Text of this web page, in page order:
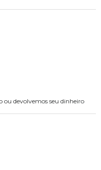
ou devolvemos seu dinheiro